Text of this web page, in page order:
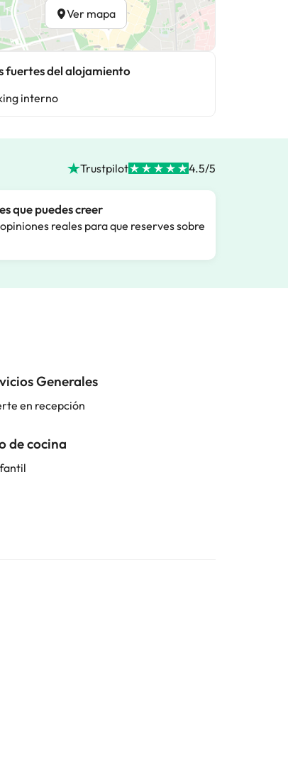
Ver mapa
fuertes del alojamiento
interno
Trustpilot 4.5/5
que puedes creer
reales para que reserves sobre
Generales
en recepción
de cocina